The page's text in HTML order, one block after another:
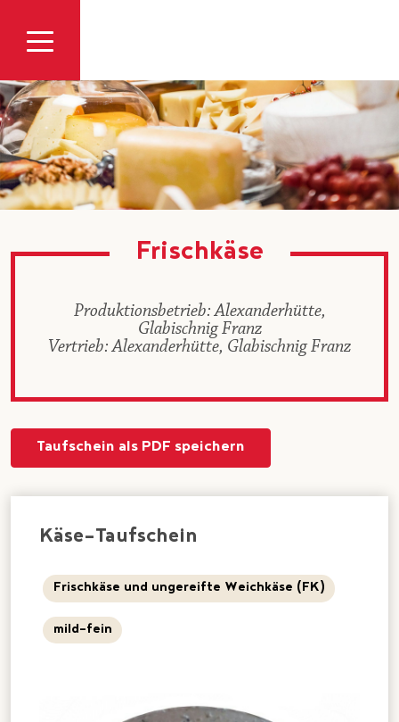
Frischkäse
Produktionsbetrieb: Alexanderhütte,
Glabischnig Franz
Vertrieb: Alexanderhütte, Glabischnig Franz
Taufschein als PDF speichern
Käse-Taufschein
Frischkäse und ungereifte Weichkäse (FK)
mild-fein